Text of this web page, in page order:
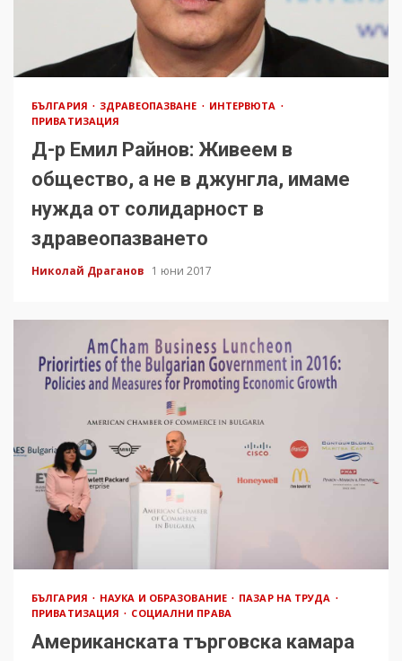
БЪЛГАРИЯ ЗДРАВЕОПАЗВАНЕ
ИНТЕРВЮТА
ПРИВАТИЗАЦИЯ
Д-р Емил Райнов: Живеем в
общество, а не в джунгла, имаме
нужда от солидарност в
здравеопазването
Николай Драганов 1 юни 2017
БЪЛГАРИЯ НАУКА И ОБРАЗОВАНИЕ
ПАЗАР НА ТРУДА
ПРИВАТИЗАЦИЯ
СОЦИАЛНИ ПРАВА
Американската търговска камара